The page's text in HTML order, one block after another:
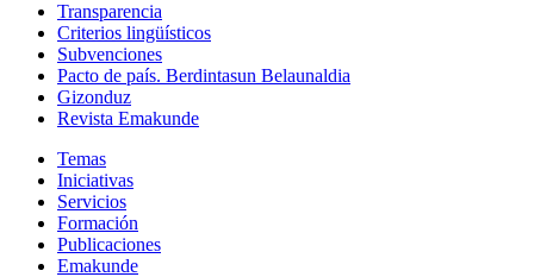
Transparencia
Criterios lingüísticos
Subvenciones
Pacto de país. Berdintasun Belaunaldia
Gizonduz
Revista Emakunde
Temas
Iniciativas
Servicios
Formación
Publicaciones
Emakunde